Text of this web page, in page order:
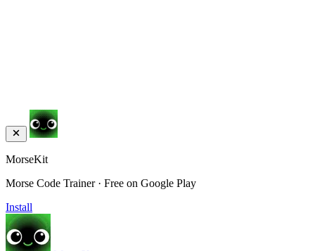
MorseKit
Morse Code Trainer · Free on Google Play
Install